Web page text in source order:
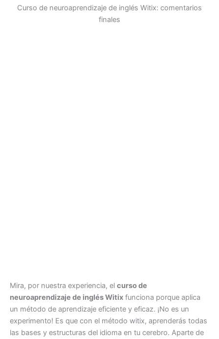
Curso de neuroaprendizaje de inglés Witix: comentarios
finales
Mira, por nuestra experiencia, el curso de
neuroaprendizaje de inglés Witix funciona porque aplica
un método de aprendizaje eficiente y eficaz. ¡No es un
experimento! Es que con el método witix, aprenderás todas
las bases y estructuras del idioma en tu cerebro. Aparte de